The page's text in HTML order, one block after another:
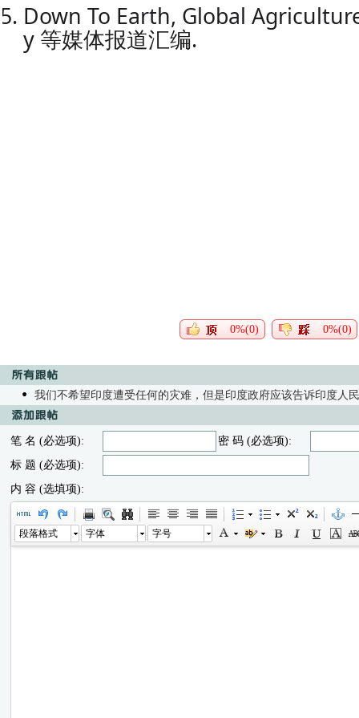
Down To Earth, Global
y 等媒体报道汇编.
0%(0) 0%(0)
我们不希望印度遭受任何的灾难，但是印度政府应该告诉印度人
笔 名 (必选项):
密 码 (必选项):
标 题 (必选项):
内 容 (选填项):
段落格式 字体 字号